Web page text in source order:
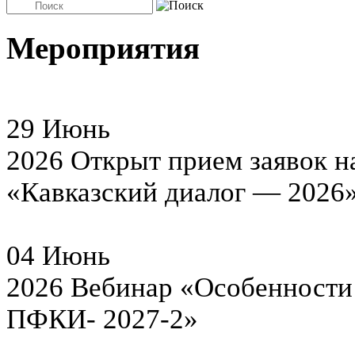
Мероприятия
29 Июнь
2026 Открыт прием заявок
«Кавказский диалог —
04 Июнь
2026 Вебинар
ПФКИ- 2027-2»